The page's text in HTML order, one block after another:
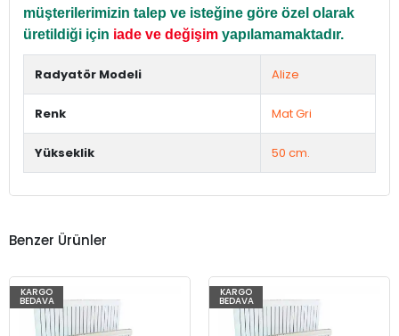
müşterilerimizin talep ve isteğine göre özel olarak
üretildiği için iade ve değişim yapılamamaktadır.
Radyatör Modeli Alize
Renk Mat Gri
Yükseklik 50 cm.
Benzer Ürünler
KARGO
BEDAVA
KARGO
BEDAVA